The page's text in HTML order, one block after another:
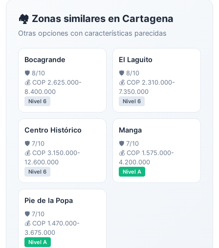
🏘️ Zonas similares en Cartagena
Otras opciones con características parecidas
Bocagrande
🛡️ 8/10
💰 COP 2.625.000-
8.400.000
Nivel 6
El Laguito
🛡️ 8/10
💰 COP 2.310.000-
7.350.000
Nivel 6
Centro Histórico
🛡️ 7/10
💰 COP 3.150.000-
12.600.000
Nivel 6
Manga
🛡️ 7/10
💰 COP 1.575.000-
4.200.000
Nivel A
Pie de la Popa
🛡️ 7/10
💰 COP 1.470.000-
3.675.000
Nivel A